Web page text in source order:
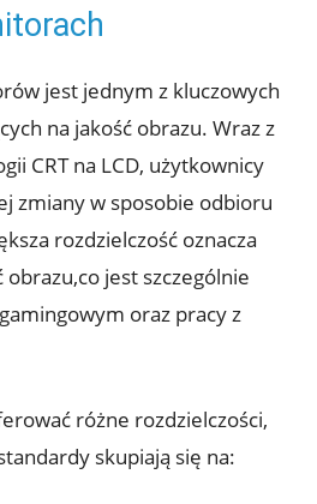
jest jednym z kluczowych
na jakość obrazu. Wraz z
CRT na LCD, użytkownicy
zmiany w sposobie odbioru
rozdzielczość oznacza
obrazu,co jest szczególnie
oraz pracy z
różne rozdzielczości,
skupiają się na: